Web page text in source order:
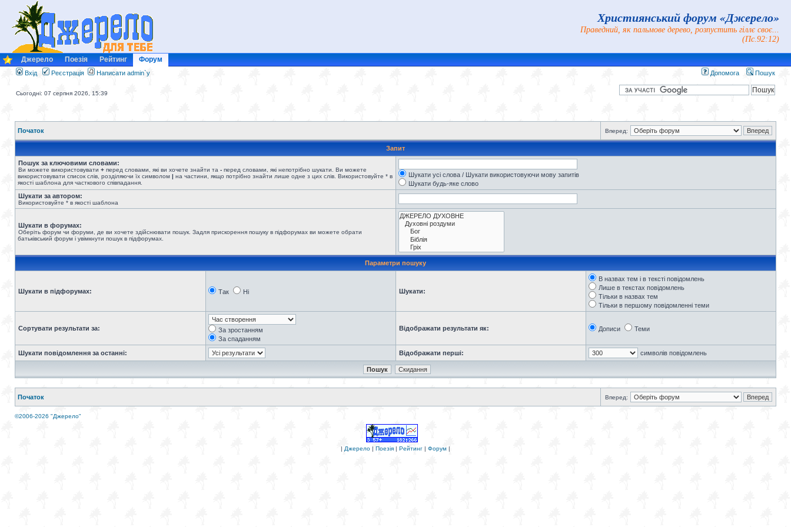
Християнський форум «Джерело»
Праведний, як пальмове дерево, розпустить гіллє своє...
(Пс.92:12)
Джерело Поезія Рейтинг Форум
Вхід Реєстрація Написати admin`у Допомога Пошук
Сьогодні: 07 серпня 2026, 15:39
Початок Вперед:
Запит
Пошук за ключовими словами:
Ви можете використовувати + перед словами, які ви хочете знайти та - перед словами, які непотрібно шукати. Ви можете
використовувати список слів, розділяючи їх символом | на частини, якщо потрібно знайти лише одне з цих слів. Використовуйте * в
якості шаблона для часткового співпадання.
Шукати усі слова / Шукати використовуючи мову запитів
Шукати будь-яке слово
Шукати за автором:
Використовуйте * в якості шаблона
Шукати в форумах:
Оберіть форум чи форуми, де ви хочете здійснювати пошук. Задля прискорення пошуку в підфорумах ви можете обрати
батьківський форум і увімкнути пошук в підфорумах.
Параметри пошуку
Шукати в підфорумах: Так Ні Шукати:
В назвах тем і в тексті повідомлень
Лише в текстах повідомлень
Тільки в назвах тем
Тільки в першому повідомленні теми
Сортувати результати за:
За зростанням
За спаданням
Відображати результати як: Дописи Теми
Шукати повідомлення за останні: Відображати перші: символів повідомлень
Початок Вперед:
©2006-2026 "Джерело"
| Джерело | Поезія | Рейтинг | Форум |